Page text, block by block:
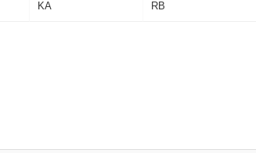
KA RB